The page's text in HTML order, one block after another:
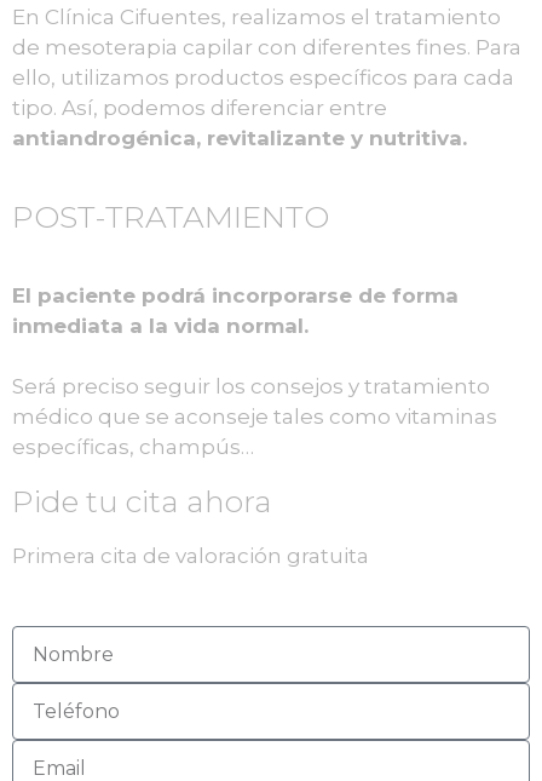
En Clínica Cifuentes, realizamos el tratamiento
de mesoterapia capilar con diferentes fines. Para
ello, utilizamos productos específicos para cada
tipo. Así, podemos diferenciar entre
antiandrogénica, revitalizante y nutritiva.
POST-TRATAMIENTO
El paciente podrá incorporarse de forma
inmediata a la vida normal.
Será preciso seguir los consejos y tratamiento
médico que se aconseje tales como vitaminas
específicas, champús…
Pide tu cita ahora
Primera cita de valoración gratuita